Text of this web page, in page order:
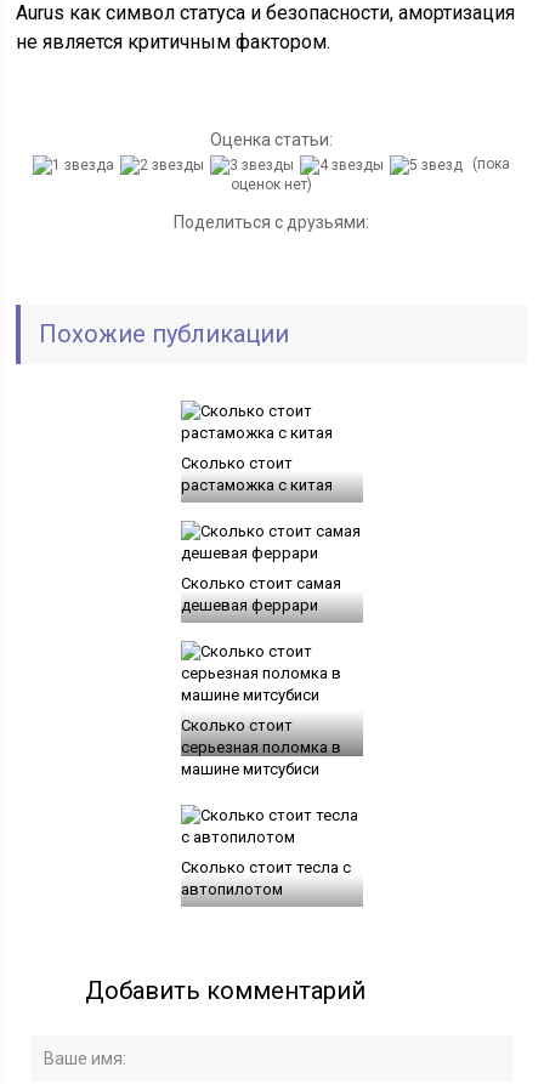
Aurus как символ статуса и безопасности, амортизация
не является критичным фактором.
Оценка статьи:
(пока
оценок нет)
Поделиться с друзьями:
Похожие публикации
Сколько стоит
растаможка с китая
Сколько стоит самая
дешевая феррари
Сколько стоит
серьезная поломка в
машине митсубиси
Сколько стоит тесла с
автопилотом
Добавить комментарий